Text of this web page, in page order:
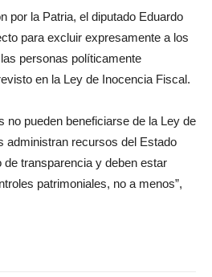
por la Patria, el diputado Eduardo
para excluir expresamente a los
personas políticamente
en la Ley de Inocencia Fiscal.
no pueden beneficiarse de la Ley de
administran recursos del Estado
de transparencia y deben estar
patrimoniales, no a menos”,